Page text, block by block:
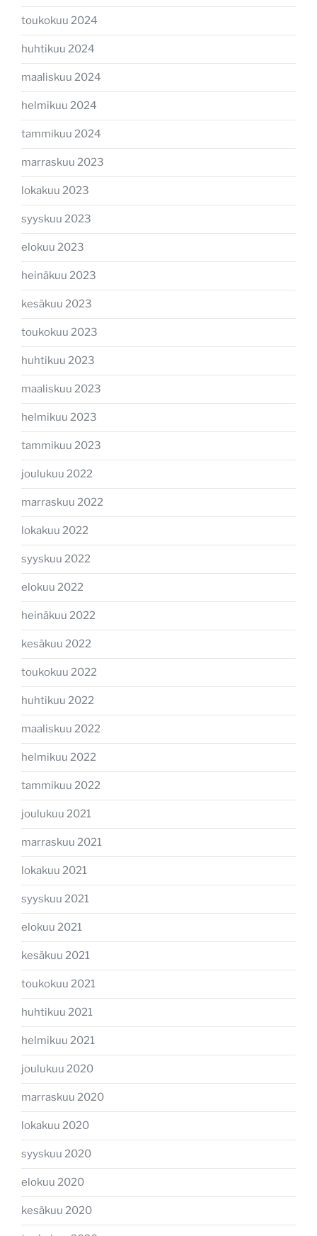
toukokuu 2024
huhtikuu 2024
maaliskuu 2024
helmikuu 2024
tammikuu 2024
marraskuu 2023
lokakuu 2023
syyskuu 2023
elokuu 2023
heinäkuu 2023
kesäkuu 2023
toukokuu 2023
huhtikuu 2023
maaliskuu 2023
helmikuu 2023
tammikuu 2023
joulukuu 2022
marraskuu 2022
lokakuu 2022
syyskuu 2022
elokuu 2022
heinäkuu 2022
kesäkuu 2022
toukokuu 2022
huhtikuu 2022
maaliskuu 2022
helmikuu 2022
tammikuu 2022
joulukuu 2021
marraskuu 2021
lokakuu 2021
syyskuu 2021
elokuu 2021
kesäkuu 2021
toukokuu 2021
huhtikuu 2021
helmikuu 2021
joulukuu 2020
marraskuu 2020
lokakuu 2020
syyskuu 2020
elokuu 2020
kesäkuu 2020